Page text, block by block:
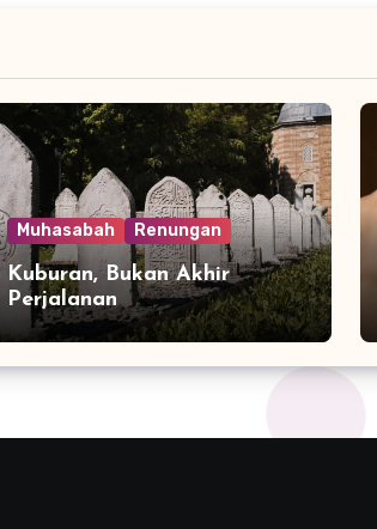
Muhasabah Renungan
Kuburan, Bukan Akhir
Perjalanan